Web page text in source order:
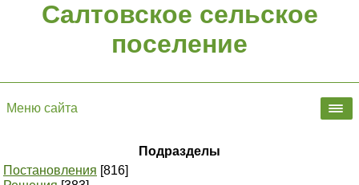
Салтовское сельское
поселение
Меню сайта
Подразделы
Постановления [816]